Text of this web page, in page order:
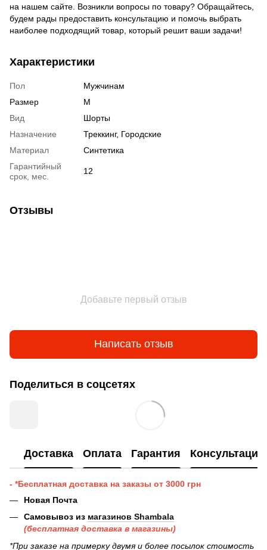
на нашем сайте. Возникли вопросы по товару? Обращайтесь,
будем рады предоставить консультацию и помочь выбрать
наиболее подходящий товар, который решит ваши задачи!
Характеристики
Пол
Мужчинам
Размер
M
Вид
Шорты
Назначение
Треккинг, Городские
Материал
Синтетика
Гарантийный
срок, мес.
12
Отзывы
Добавьте первый отзыв
Написать отзыв
Поделиться в соцсетях
Доставка Оплата Гарантия Консультация
- *Бесплатная доставка на заказы от 3000 грн
Новая Почта
Самовывоз из магазинов Shambala
(бесплатная доставка в магазины)
*При заказе на примерку двумя и более посылок стоимость